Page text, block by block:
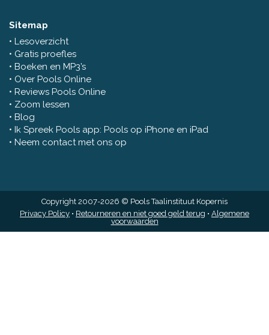
Sitemap
Lesoverzicht
Gratis proefles
Boeken en MP3’s
Over Pools Online
Reviews Pools Online
Zoom lessen
Blog
Ik Spreek Pools app: Pools op iPhone en iPad
Neem contact met ons op
Copyright 2007-2026 © Pools Taalinstituut Kopernis
Privacy Policy • Retourneren en niet goed geld terug • Algemene
voorwaarden